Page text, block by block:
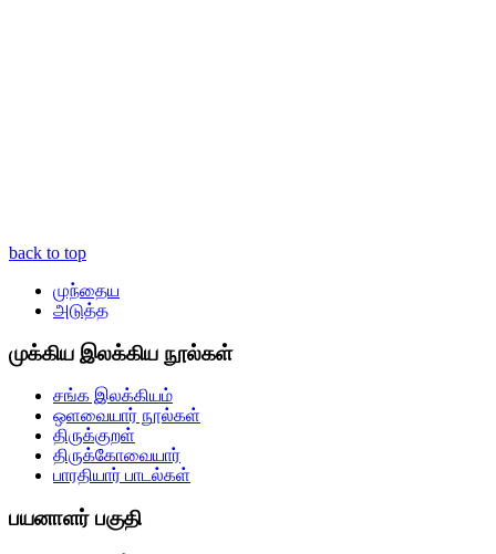
back to top
முந்தைய
அடுத்த
முக்கிய இலக்கிய நூல்கள்
சங்க இலக்கியம்
ஒளவையார் நூல்கள்
திருக்குறள்
திருக்கோவையார்
பாரதியார் பாடல்கள்
பயனாளர் பகுதி